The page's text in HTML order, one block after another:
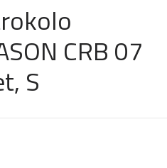
CRB 07
S